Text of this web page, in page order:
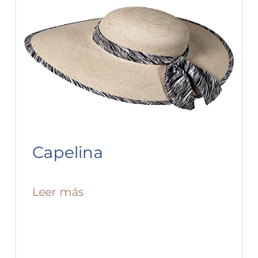
Capelina
Leer más